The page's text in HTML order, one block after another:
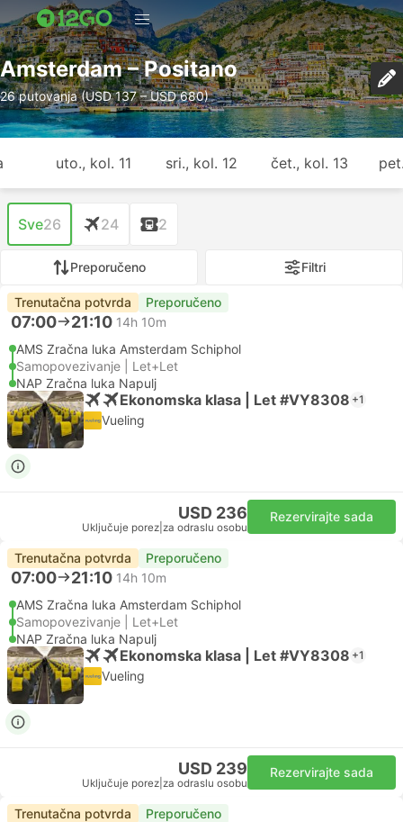
Amsterdam – Positano
26 putovanja (USD 137 – USD 680)
uto., kol. 11 sri., kol. 12 čet., kol. 13
Sve26 24 2
Preporučeno Filtri
Trenutačna potvrda Preporučeno
07:00 21:10 14h 10m
AMS Zračna luka Amsterdam Schiphol
Samopovezivanje | Let+Let
NAP Zračna luka Napulj
Ekonomska klasa | Let #VY8308 +1
Vueling
USD 236
Uključuje porez za odraslu osobu
Rezervirajte sada
Trenutačna potvrda Preporučeno
07:00 21:10 14h 10m
AMS Zračna luka Amsterdam Schiphol
Samopovezivanje | Let+Let
NAP Zračna luka Napulj
Ekonomska klasa | Let #VY8308 +1
Vueling
USD 239
Uključuje porez za odraslu osobu
Rezervirajte sada
Trenutačna potvrda Preporučeno